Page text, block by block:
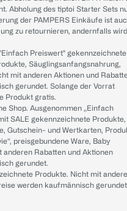
Abholung des tiptoi Starter Sets
der PAMPERS Einkäufe ist
zu retournieren, andernfalls wird
Preiswert" gekennzeichnete
Säuglingsanfangsnahrung,
mit anderen Aktionen und
gerundet. Solange der Vorrat
Produkt gratis.
Shop. Ausgenommen „Einfach
SALE gekennzeichnete Produkte,
Gutschein- und Wertkarten,
preisgebundene Ware, Baby
Rabatten und Aktionen
gerundet.
Produkte. Nicht mit
werden kaufmännisch